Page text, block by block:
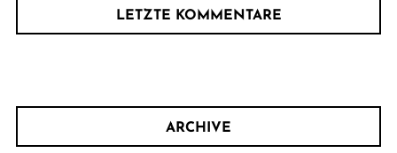
LETZTE KOMMENTARE
ARCHIVE